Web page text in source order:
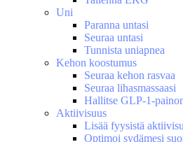
Uni
Paranna untasi
Seuraa untasi
Tunnista uniapnea
Kehon koostumus
Seuraa kehon rasvaa
Seuraa lihasmassaasi
Hallitse GLP-1-
Aktiivisuus
Lisää fyysistä
Optimoi sydämesi